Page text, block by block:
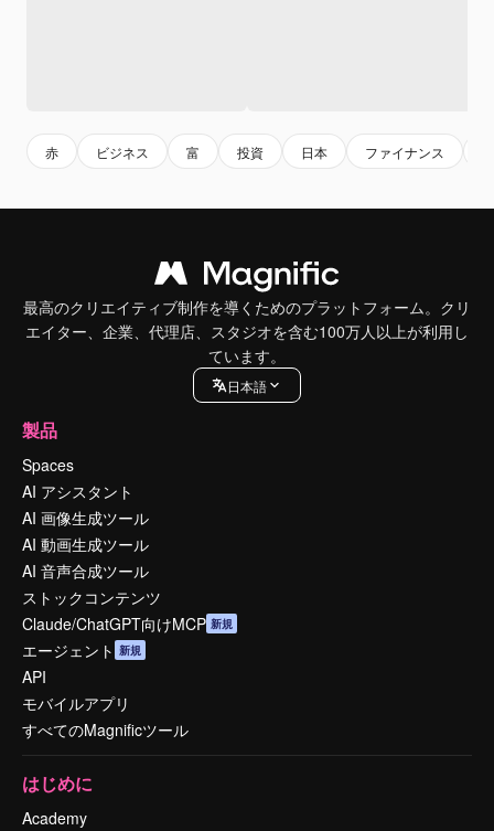
赤 ビジネス 富 投資 日本 ファイナンス
最高のクリエイティブ制作を導くためのプラットフォーム。クリ
エイター、企業、代理店、スタジオを含む100万人以上が利用し
ています。
日本語
製品
Spaces
AI アシスタント
AI 画像生成ツール
AI 動画生成ツール
AI 音声合成ツール
ストックコンテンツ
Claude/ChatGPT向けMCP 新規
エージェント 新規
API
モバイルアプリ
すべてのMagnificツール
はじめに
Academy